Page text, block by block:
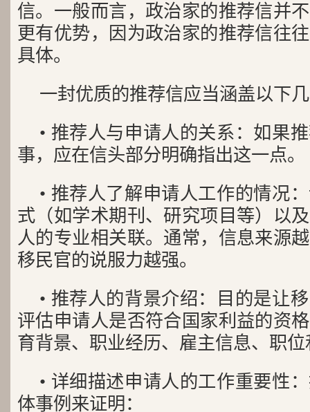
信。一般而言，政治家的推荐信并
更有优势，因为政治家的推荐信往
具体。
一封优质的推荐信应当涵盖以下
• 推荐人与申请人的关系：如果
事，应在信头部分明确指出这一点。
• 推荐人了解申请人工作的情况
式（如学术期刊、研究项目等）以
人的专业相关联。通常，信息来源
移民官的说服力越强。
• 推荐人的背景介绍：目的是让
评估申请人是否符合国家利益的资
育背景、职业经历、雇主信息、职
• 详细描述申请人的工作重要性
体事例来证明：